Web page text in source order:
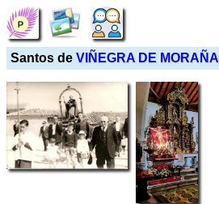
Santos de VIÑEGRA DE MORAÑA